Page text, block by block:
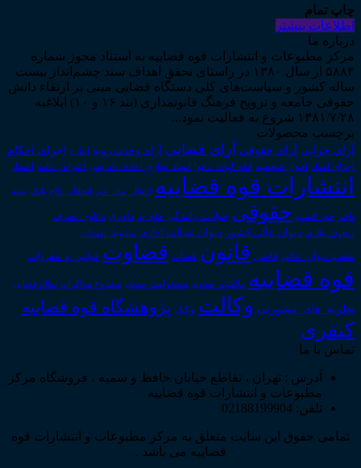
چاپ تمام
اطلاعات بیشتر
درباره ما
مرکز مطبوعات و انتشارات قوه قضاییه به استناد مجوز شماره
۵۸۸۴ از سال ۱۳۸۰ در راستای تحقق اهداف سند چشم‌انداز بیست
ساله کشور و سیاست‌های کلی دستگاه قضایی مبنی بر ارتقاء دانش
حقوقی جامعه و ترویج فرهنگ قانونمداری (بند ۱۶ و ۱۰) ابلاغیه
۱۳۸۱/۷/۲۸ شروع به فعالیت نمود...
برچسب محصولات
آرای جزایی آرای حقوقی آرای قضایی آرای وحدت رویه اجاره اجرای احکام
اجرای اسناد احوال شخصیه ادله_اثبات_دعوا اسناد_تجاری اعاده_دادرسی اعتراض_ثالث اعسار
انتشارات قوه قضاییه انتقال_مال_غیر انحلال_نکاح بانک بیمه
تاجر حق_کسب حقوقی حوادث_رانندگی خلع_ید داوری دعاوی_تصرف
دعاوی_طاری دیوان عالی کشور دیوان عدالت اداری سقوط_تعهدات
شعب_دیوان_عالی قاضی قانون قضات قضاوت قوانین_و_مقررات
قوه قضاییه مالکیت_معنوی مسئولیت_مدنی مشروح مذاکرات نظام قضایی
نظریه_های_مشورتی وکالت وکیل پژوهشگاه قوه قضاییه
کیفری
تماس با ما
آدرس : تهران ، تقاطع خیابان حافظ و سمیه ، فروشگاه مرکز
مطبوعات و انتشارات قوه قضاییه
تلفن: 02188199904
تمامی حقوق این سایت متعلق به مرکز مطبوعات و انتشارات قوه
قضاییه می باشد .